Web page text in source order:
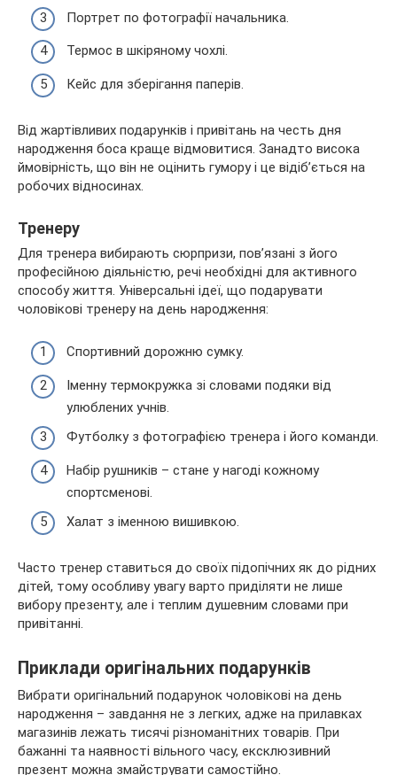
Портрет по фотографії начальника.
Термос в шкіряному чохлі.
Кейс для зберігання паперів.
Від жартівливих подарунків і привітань на честь дня
народження боса краще відмовитися. Занадто висока
ймовірність, що він не оцінить гумору і це відіб’ється на
робочих відносинах.
Тренеру
Для тренера вибирають сюрпризи, пов’язані з його
професійною діяльністю, речі необхідні для активного
способу життя. Універсальні ідеї, що подарувати
чоловікові тренеру на день народження:
Спортивний дорожню сумку.
Іменну термокружка зі словами подяки від
улюблених учнів.
Футболку з фотографією тренера і його команди.
Набір рушників – стане у нагоді кожному
спортсменові.
Халат з іменною вишивкою.
Часто тренер ставиться до своїх підопічних як до рідних
дітей, тому особливу увагу варто приділяти не лише
вибору презенту, але і теплим душевним словами при
привітанні.
Приклади оригінальних подарунків
Вибрати оригінальний подарунок чоловікові на день
народження – завдання не з легких, адже на прилавках
магазинів лежать тисячі різноманітних товарів. При
бажанні та наявності вільного часу, ексклюзивний
презент можна змайструвати самостійно.